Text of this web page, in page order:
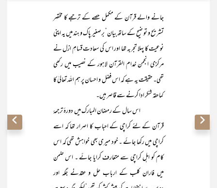
جانے والے قرآن کے مکمل حصے کے ترجمے کا مختصر
تشریح و تو ضیح کے ساتھ بیان‘ برصغیر پاک و ہند میں یہ اپنی
نوعیت کا پہلا تجربہ تھا اور اس کی سعادت قسامِ ازل نے
مرکزی انجمن خدام القرآن لاہور کے نصیب میں رکھی
تھی۔ حقیقت یہ ہے کہ اس فضل و احسان پر ہم اللہ تعالیٰ کا
کماحقہ شکر ادا کرنے سے قاصر ہیں۔
اس سال کے رمضان المبارک میں دورۂ ترجمۂ
قرآن کے لئے کراچی کے احباب کا اصرار تھا کہ اسے
کراچی میں رکھا جائے ۔ خود میری بھی خواہش تھی کہ اس
کام کو اہل کراچی سے متعارف کرایا جائے ۔ اس ضمن
میں فاران کلب کے ارباب حل و عقدنے جگہ اور